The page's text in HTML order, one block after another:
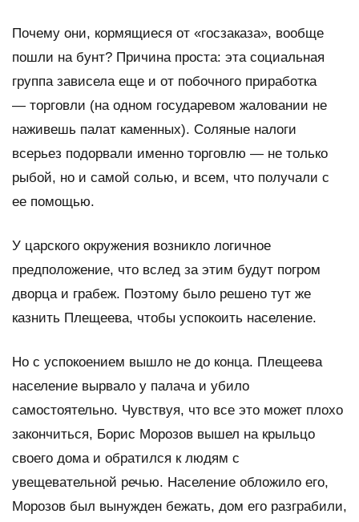
Почему они, кормящиеся от «госзаказа», вообще
пошли на бунт? Причина проста: эта социальная
группа зависела еще и от побочного приработка
— торговли (на одном государевом жаловании не
наживешь палат каменных). Соляные налоги
всерьез подорвали именно торговлю — не только
рыбой, но и самой солью, и всем, что получали с
ее помощью.
У царского окружения возникло логичное
предположение, что вслед за этим будут погром
дворца и грабеж. Поэтому было решено тут же
казнить Плещеева, чтобы успокоить население.
Но с успокоением вышло не до конца. Плещеева
население вырвало у палача и убило
самостоятельно. Чувствуя, что все это может плохо
закончиться, Борис Морозов вышел на крыльцо
своего дома и обратился к людям с
увещевательной речью. Население обложило его,
Морозов был вынужден бежать, дом его разграбили,